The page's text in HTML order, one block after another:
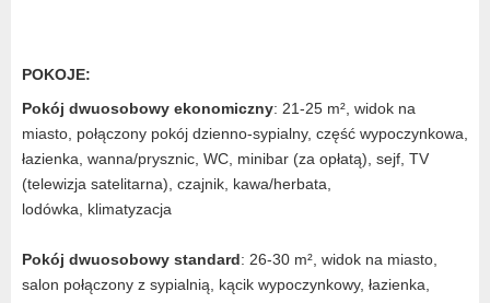
POKOJE:
Pokój dwuosobowy ekonomiczny: 21-25 m², widok na
miasto, połączony pokój dzienno-sypialny, część wypoczynkowa,
łazienka, wanna/prysznic, WC, minibar (za opłatą), sejf, TV
(telewizja satelitarna), czajnik, kawa/herbata,
lodówka, klimatyzacja
Pokój dwuosobowy standard: 26-30 m², widok na miasto,
salon połączony z sypialnią, kącik wypoczynkowy, łazienka,